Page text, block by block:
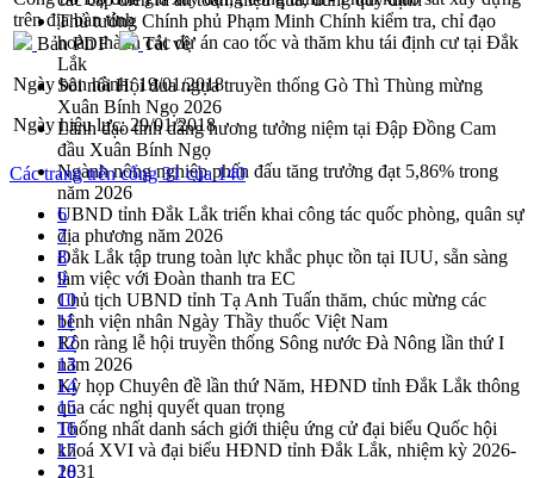
Thủ tướng Chính phủ Phạm Minh Chính kiểm tra, chỉ đạo
hoàn thành các dự án cao tốc và thăm khu tái định cư tại Đắk
Lắk
Sôi nổi Hội đua ngựa truyền thống Gò Thì Thùng mừng
Xuân Bính Ngọ 2026
Lãnh đạo tỉnh dâng hương tưởng niệm tại Đập Đồng Cam
đầu Xuân Bính Ngọ
Ngành nông nghiệp phấn đấu tăng trưởng đạt 5,86% trong
năm 2026
UBND tỉnh Đắk Lắk triển khai công tác quốc phòng, quân sự
địa phương năm 2026
Đắk Lắk tập trung toàn lực khắc phục tồn tại IUU, sẵn sàng
làm việc với Đoàn thanh tra EC
Chủ tịch UBND tỉnh Tạ Anh Tuấn thăm, chúc mừng các
bệnh viện nhân Ngày Thầy thuốc Việt Nam
Rộn ràng lễ hội truyền thống Sông nước Đà Nông lần thứ I
năm 2026
Kỳ họp Chuyên đề lần thứ Năm, HĐND tỉnh Đắk Lắk thông
qua các nghị quyết quan trọng
Thống nhất danh sách giới thiệu ứng cử đại biểu Quốc hội
khoá XVI và đại biểu HĐND tỉnh Đắk Lắk, nhiệm kỳ 2026-
2031
trên địa bàn tỉnh
Bản PDF
Tải về
Ngày ban hành:19/01/2018
Ngày hiệu lực:29/01/2018
Các trang trên cổng 31 của 140
6
7
8
9
10
11
12
13
14
15
16
17
18